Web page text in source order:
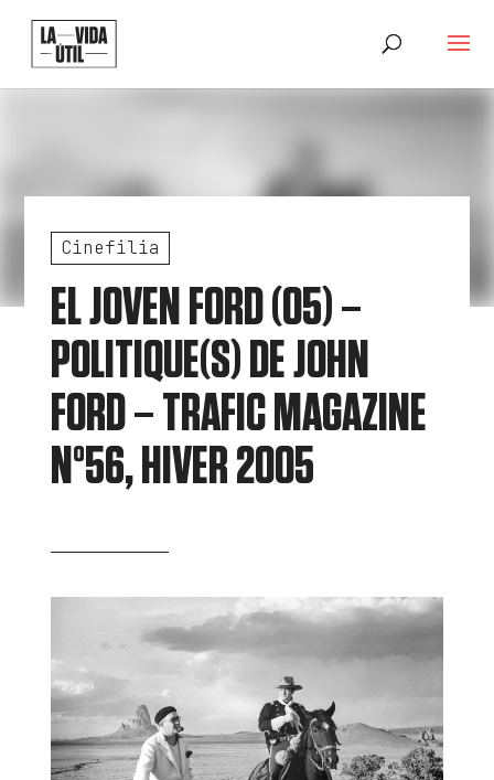
Cinefilia
EL JOVEN FORD (05) –
POLITIQUE(S) DE JOHN
FORD – TRAFIC MAGAZINE
Nº56, HIVER 2005